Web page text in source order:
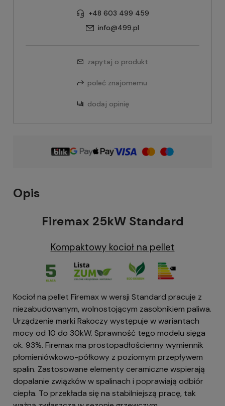
+48 603 499 459
info@499.pl
zapytaj o produkt
poleć znajomemu
dodaj opinię
Opis
Firemax 25kW Standard
Kompaktowy kocioł na pellet
Kocioł na pellet Firemax w wersji Standard pracuje z
niezabudowanym, wolnostojącym zasobnikiem paliwa.
Urządzenie marki Rakoczy występuje w wariantach
mocy od 10 do 30kW. Sprawność tego modelu sięga
ok. 93%. Firemax ma prostopadłościenny wymiennik
płomieniówkowo-półkowy z poziomym przepływem
spalin. Zastosowane elementy ceramiczne wspierają
dopalanie związków w spalinach i poprawiają odbiór
ciepła. To przekłada się na stabilniejszą pracę, tak